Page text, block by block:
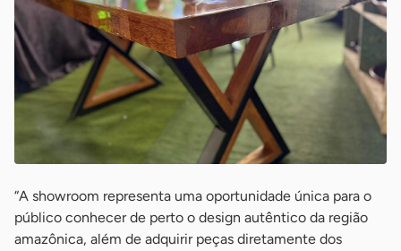
“A showroom representa uma oportunidade única para o
público conhecer de perto o design autêntico da região
amazônica, além de adquirir peças diretamente dos